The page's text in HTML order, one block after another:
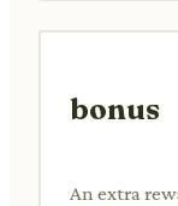
bonus
An extra